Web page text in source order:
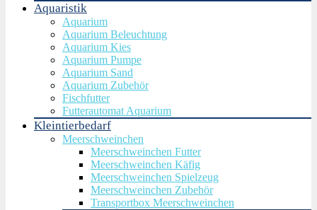
Aquaristik
Aquarium
Aquarium Beleuchtung
Aquarium Kies
Aquarium Pumpe
Aquarium Sand
Aquarium Zubehör
Fischfutter
Futterautomat Aquarium
Kleintierbedarf
Meerschweinchen
Meerschweinchen Futter
Meerschweinchen Käfig
Meerschweinchen Spielzeug
Meerschweinchen Zubehör
Transportbox Meerschweinchen